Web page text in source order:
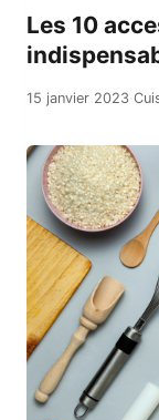
Équipements
Le saviez-vous
Astuces
Rechercher
Facebook
Les 10
15 janvier 2023·